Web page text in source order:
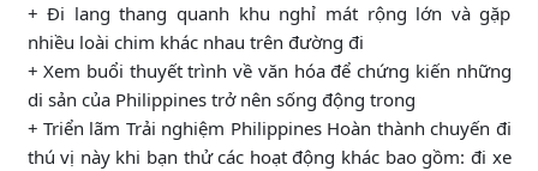
+ Đi lang thang quanh khu nghỉ mát rộng lớn và gặp
nhiều loài chim khác nhau trên đường đi
+ Xem buổi thuyết trình về văn hóa để chứng kiến những
di sản của Philippines trở nên sống động trong
+ Triển lãm Trải nghiệm Philippines Hoàn thành chuyến đi
thú vị này khi bạn thử các hoạt động khác bao gồm: đi xe